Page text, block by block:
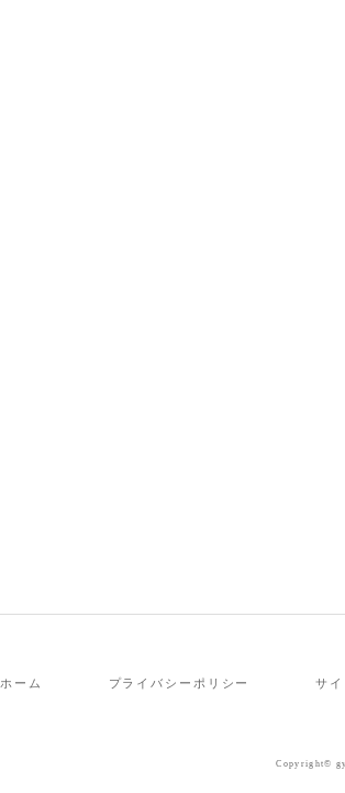
ホーム プライバシーポリシー サ
Copyright©